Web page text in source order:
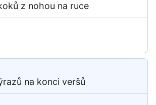
z nohou na ruce
na konci veršů